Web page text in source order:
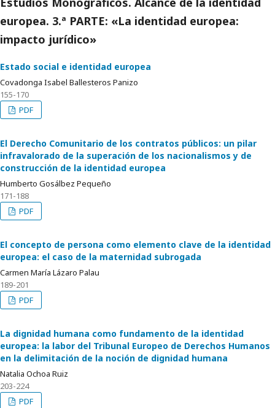
europea. 3.ª PARTE: «La identidad europea:
impacto jurídico»
Estado social e identidad europea
Covadonga Isabel Ballesteros Panizo
155-170
PDF
El Derecho Comunitario de los contratos públicos: un pilar
infravalorado de la superación de los nacionalismos y de
construcción de la identidad europea
Humberto Gosálbez Pequeño
171-188
PDF
El concepto de persona como elemento clave de la identidad
europea: el caso de la maternidad subrogada
Carmen María Lázaro Palau
189-201
PDF
La dignidad humana como fundamento de la identidad
europea: la labor del Tribunal Europeo de Derechos Humanos
en la delimitación de la noción de dignidad humana
Natalia Ochoa Ruiz
203-224
PDF